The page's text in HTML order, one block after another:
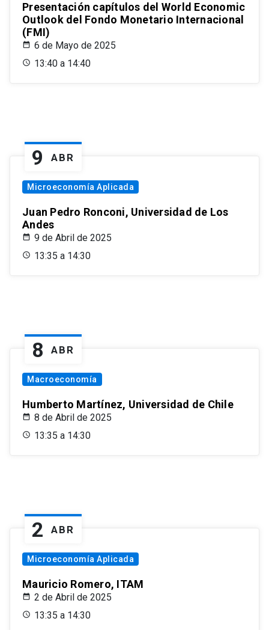
Presentación capítulos del World Economic
Outlook del Fondo Monetario Internacional
(FMI)
6 de Mayo de 2025
13:40 a 14:40
9 ABR
Microeconomía Aplicada
Juan Pedro Ronconi, Universidad de Los
Andes
9 de Abril de 2025
13:35 a 14:30
8 ABR
Macroeconomía
Humberto Martínez, Universidad de Chile
8 de Abril de 2025
13:35 a 14:30
2 ABR
Microeconomía Aplicada
Mauricio Romero, ITAM
2 de Abril de 2025
13:35 a 14:30